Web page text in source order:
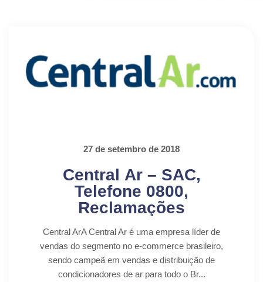
27 de setembro de 2018
Central Ar – SAC,
Telefone 0800,
Reclamações
Central ArA Central Ar é uma empresa líder de
vendas do segmento no e-commerce brasileiro,
sendo campeã em vendas e distribuição de
condicionadores de ar para todo o Br...